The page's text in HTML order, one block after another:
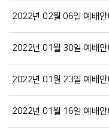
2022년 02월 06일 예배안
2022년 01월 30일 예배안
2022년 01월 23일 예배안
2022년 01월 16일 예배안